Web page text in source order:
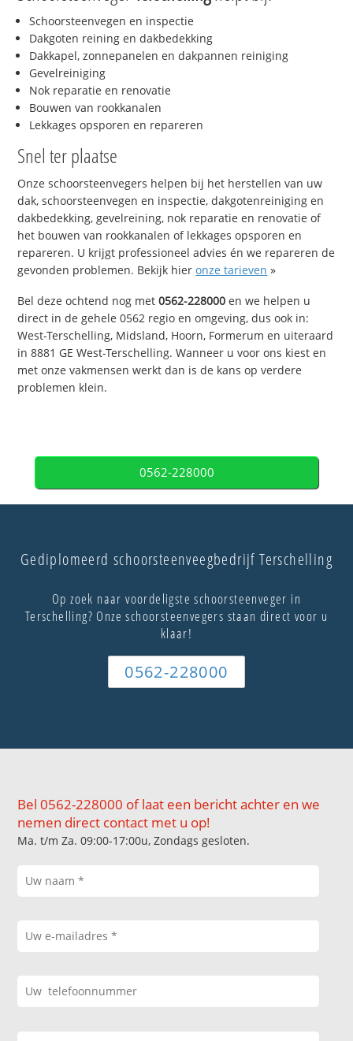
Schoorsteenvegen en inspectie
Dakgoten reining en dakbedekking
Dakkapel, zonnepanelen en dakpannen reiniging
Gevelreiniging
Nok reparatie en renovatie
Bouwen van rookkanalen
Lekkages opsporen en repareren
Snel ter plaatse
Onze schoorsteenvegers helpen bij het herstellen van uw
dak, schoorsteenvegen en inspectie, dakgotenreiniging en
dakbedekking, gevelreining, nok reparatie en renovatie of
het bouwen van rookkanalen of lekkages opsporen en
repareren. U krijgt professioneel advies én we repareren de
gevonden problemen. Bekijk hieronze tarieven »
Bel deze ochtend nog met0562-228000 en we helpen u
direct in de gehele 0562 regio en omgeving, dus ook in:
West-Terschelling, Midsland, Hoorn, Formerum en uiteraard
in 8881 GE West-Terschelling. Wanneer u voor ons kiest en
met onze vakmensen werkt dan is de kans op verdere
problemen klein.
0562-228000
Gediplomeerd schoorsteenveegbedrijf Terschelling
Op zoek naar voordeligste schoorsteenveger in
Terschelling? Onze schoorsteenvegers staan direct voor u
klaar!
0562-228000
Bel 0562-228000 of laat een bericht achter en we
nemen direct contact met u op!
Ma. t/m Za. 09:00-17:00u, Zondags gesloten.